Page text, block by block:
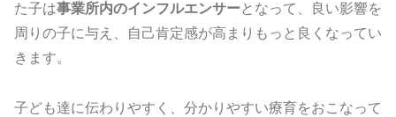
た子は事業所内のインフルエンサーとなって、良い影響を
周りの子に与え、自己肯定感が高まりもっと良くなってい
きます。
子ども達に伝わりやすく、分かりやすい療育をおこなって